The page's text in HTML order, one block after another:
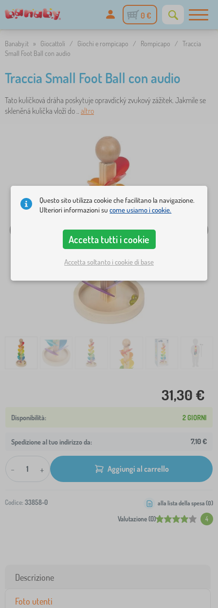
0 €
Banaby.it » Giocattoli / Giochi e rompicapo / Rompicapo / Traccia
Small Foot Ball con audio
Traccia Small Foot Ball con audio
Tato kuličková dráha poskytuje opravdický zvukový zážitek. Jakmile se
skleněná kulička vloží do .. altro
31,30 €
2 GIORNI
Spedizione al tuo indirizzo da: 7,10 €
- + Aggiungi al carrello
Codice: 33858-0
Valutazione (0) 4
alla lista della spesa (0)
Descrizione
Foto utenti
Questo sito utilizza cookie che facilitano la navigazione.
Ulteriori informazioni sucome usiamo i cookie.
Accetta tutti i cookie
Accetta soltanto i cookie di base